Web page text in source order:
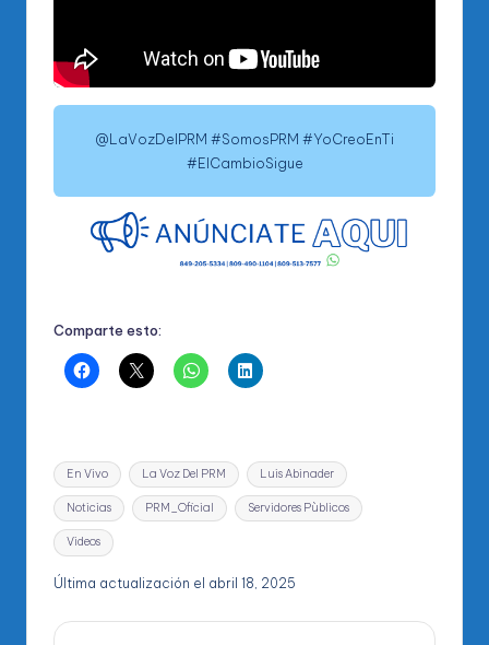
@LaVozDelPRM #SomosPRM #YoCreoEnTi
#ElCambioSigue
Comparte esto:
Etiquetas:
En Vivo La Voz Del PRM Luis Abinader
Noticias PRM_Oficial Servidores Pùblicos
Videos
Última actualización el abril 18, 2025